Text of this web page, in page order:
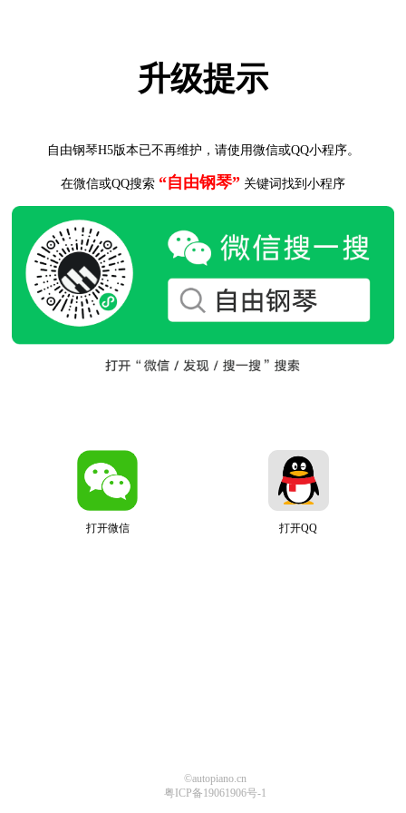
升级提示
自由钢琴H5版本已不再维护，请使用微信或QQ小程序。
在微信或QQ搜索 “自由钢琴” 关键词找到小程序
打开微信 打开QQ
©autopiano.cn
粤ICP备19061906号-1